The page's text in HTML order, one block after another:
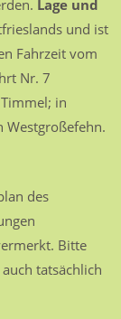
Lage und
und ist
Fahrzeit vom
Nr. 7
in
Westgroßefehn.
des
Bitte
tatsächlich